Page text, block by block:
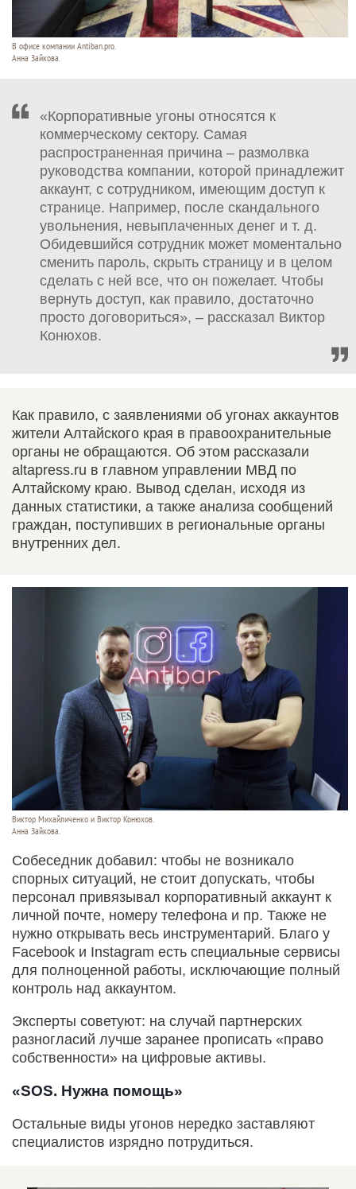
В офисе компании Antiban.pro.
Анна Зайкова.
«Корпоративные угоны относятся к
коммерческому сектору. Самая
распространенная причина – размолвка
руководства компании, которой принадлежит
аккаунт, с сотрудником, имеющим доступ к
странице. Например, после скандального
увольнения, невыплаченных денег и т. д.
Обидевшийся сотрудник может моментально
сменить пароль, скрыть страницу и в целом
сделать с ней все, что он пожелает. Чтобы
вернуть доступ, как правило, достаточно
просто договориться», – рассказал Виктор
Конюхов.
Как правило, с заявлениями об угонах аккаунтов
жители Алтайского края в правоохранительные
органы не обращаются. Об этом рассказали
altapress.ru в главном управлении МВД по
Алтайскому краю. Вывод сделан, исходя из
данных статистики, а также анализа сообщений
граждан, поступивших в региональные органы
внутренних дел.
Виктор Михайличенко и Виктор Конюхов.
Анна Зайкова.
Собеседник добавил: чтобы не возникало
спорных ситуаций, не стоит допускать, чтобы
персонал привязывал корпоративный аккаунт к
личной почте, номеру телефона и пр. Также не
нужно открывать весь инструментарий. Благо у
Facebook и Instagram есть специальные сервисы
для полноценной работы, исключающие полный
контроль над аккаунтом.
Эксперты советуют: на случай партнерских
разногласий лучше заранее прописать «право
собственности» на цифровые активы.
«SOS. Нужна помощь»
Остальные виды угонов нередко заставляют
специалистов изрядно потрудиться.